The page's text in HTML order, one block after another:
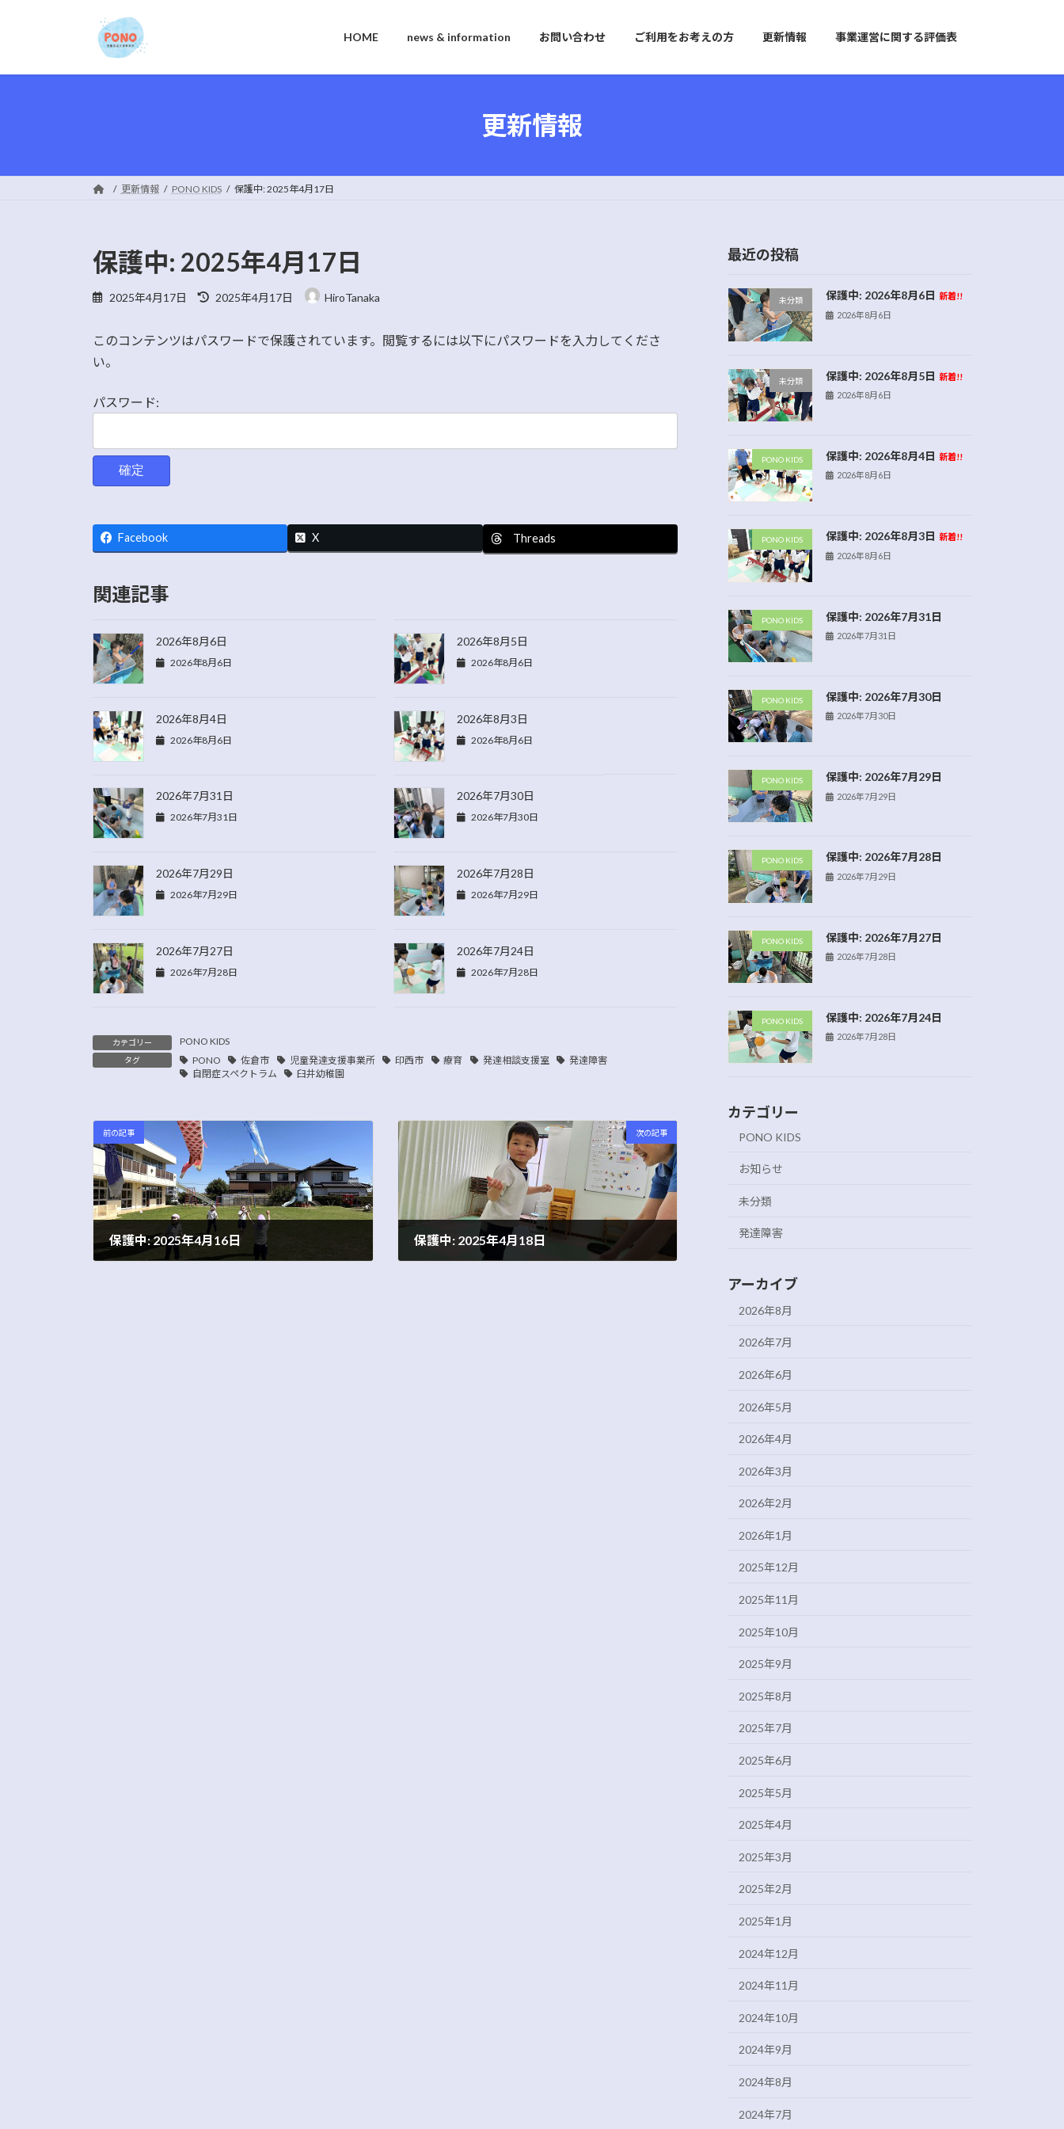
プ
動
HOME news & information お問い合わせ ご利用をお考えの方 更新情報 事業運営に関する評価表
更新情報
更新情報 PONO KIDS 保護中: 2025年4月17日
保護中: 2025年4月17日
2025年4月17日
最
新
2025年4月17日 HiroTanaka
このコンテンツはパスワードで保護されています。閲覧するには以下にパスワードを入力してくださ
い。
パスワード:
Facebook X Threads
関連記事
2026年8月6日
2026年8月6日
2026年8月5日
2026年8月6日
2026年8月4日
2026年8月6日
2026年8月3日
2026年8月6日
2026年7月31日
2026年7月31日
2026年7月30日
2026年7月30日
2026年7月29日
2026年7月29日
2026年7月28日
2026年7月29日
2026年7月27日
2026年7月28日
2026年7月24日
2026年7月28日
カテゴリー PONO KIDS
タグ PONO 佐倉市 児童発達支援事業所 印西市 療育 発達相談支援室
発達障害
自閉症スペクトラム
臼井幼稚園
前の記事
保護中: 2025年4月16日
次の記事
保護中: 2025年4月18日
最近の投稿
未分類 保護中: 2026年8月6日 新着!!
2026年8月6日
未分類 保護中: 2026年8月5日 新着!!
2026年8月6日
PONO KIDS 保護中: 2026年8月4日 新着!!
2026年8月6日
PONO KIDS 保護中: 2026年8月3日 新着!!
2026年8月6日
PONO KIDS 保護中: 2026年7月31日
2026年7月31日
PONO KIDS 保護中: 2026年7月30日
2026年7月30日
PONO KIDS 保護中: 2026年7月29日
2026年7月29日
PONO KIDS 保護中: 2026年7月28日
2026年7月29日
PONO KIDS 保護中: 2026年7月27日
2026年7月28日
PONO KIDS 保護中: 2026年7月24日
2026年7月28日
カテゴリー
PONO KIDS
お知らせ
未分類
発達障害
アーカイブ
2026年8月
2026年7月
2026年6月
2026年5月
2026年4月
2026年3月
2026年2月
2026年1月
2025年12月
2025年11月
2025年10月
2025年9月
2025年8月
2025年7月
2025年6月
2025年5月
2025年4月
2025年3月
2025年2月
2025年1月
2024年12月
2024年11月
2024年10月
2024年9月
2024年8月
2024年7月